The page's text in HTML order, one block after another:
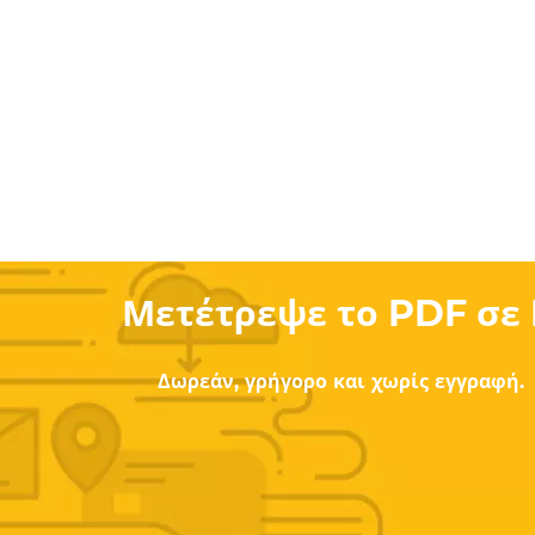
Μετέτρεψε το PDF
Δωρεάν, γρήγορο και χωρίς εγγραφή.